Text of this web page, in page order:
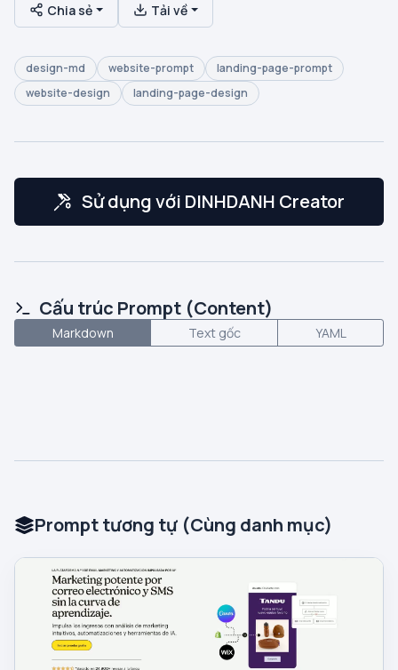
Chia sẻ Tải về
design-md website-prompt
landing-page-prompt
website-design
landing-page-design
Sử dụng với DINHDANH Creator
Cấu trúc Prompt (Content)
Markdown Text gốc YAML
Prompt tương tự (Cùng danh mục)